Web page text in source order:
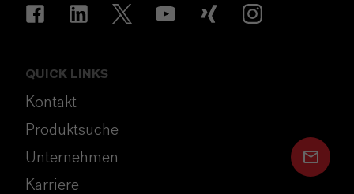
QUICK LINKS
Kontakt
Produktsuche
Unternehmen
Karriere